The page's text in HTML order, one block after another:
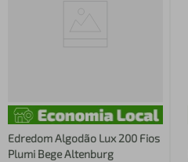
Edredom Algodão Lux 200 Fios
Plumi Bege Altenburg